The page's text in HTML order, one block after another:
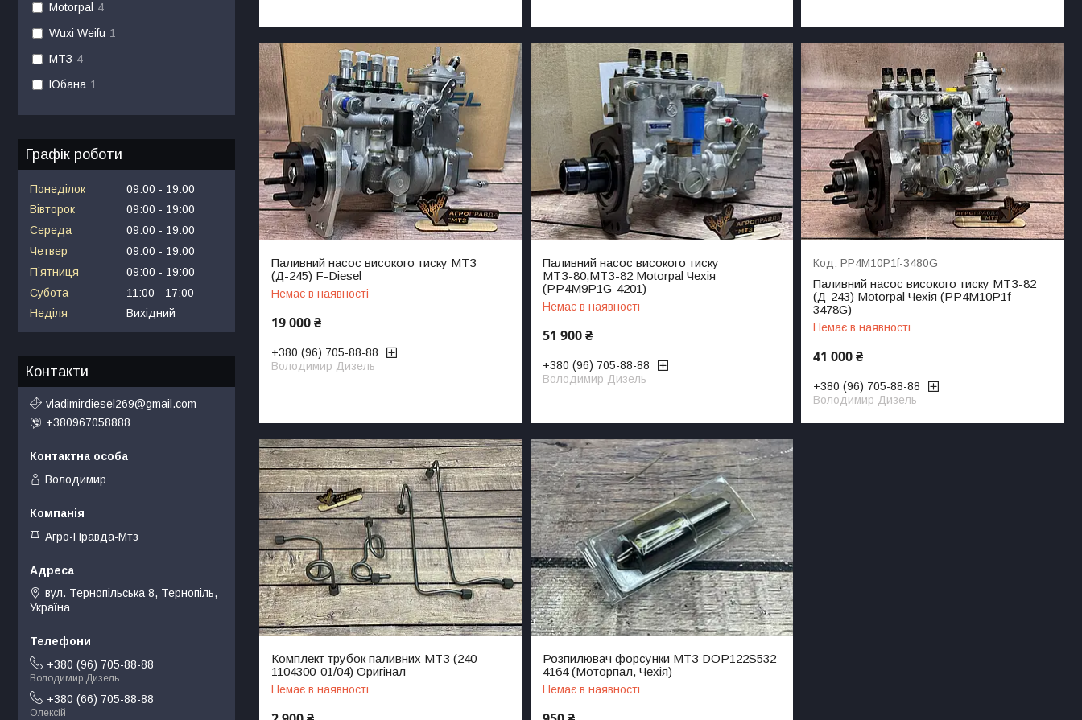
Паливний насос високого тиску МТЗ
(Д-245) F-Diesel
Немає в наявності
19 000 ₴
+380 (96) 705-88-88
Володимир Дизель
Паливний насос високого тиску
МТЗ-80,МТЗ-82 Motorpal Чехія
(PP4M9P1G-4201)
Немає в наявності
51 900 ₴
+380 (96) 705-88-88
Володимир Дизель
PP4M10P1f-3480G
Паливний насос високого тиску МТЗ-82
(Д-243) Motorpal Чехія (PP4M10P1f-
3478G)
Немає в наявності
41 000 ₴
+380 (96) 705-88-88
Володимир Дизель
Комплект трубок паливних МТЗ (240-
1104300-01/04) Оригінал
Немає в наявності
Розпилювач форсунки МТЗ DOP122S532-
4164 (Моторпал, Чехія)
Немає в наявності
Motorpal 4
Wuxi Weifu 1
МТЗ 4
Юбана 1
Графік роботи
Понеділок 09:00
19:00
Вівторок
09:00
19:00
Середа
09:00
19:00
Четвер
09:00
19:00
Пʼятниця
09:00
19:00
Субота
11:00
17:00
Неділя
Вихідний
Контакти
vladimirdiesel269@gmail.com
+380967058888
Володимир
Агро-Правда-Мтз
вул. Тернопільська 8, Тернопіль,
Україна
+380 (96) 705-88-88
Володимир Дизель
+380 (66) 705-88-88
Олексій